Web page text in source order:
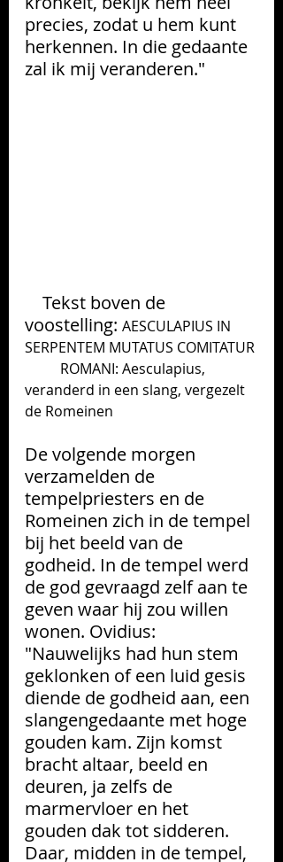
precies, zodat u hem kunt
herkennen. In die gedaante
zal ik mij veranderen."
voostelling: AESCULAPIUS IN
SERPENTEM MUTATUS COMITATUR
          ROMANI: Aesculapius,
veranderd in een slang, vergezelt
de Romeinen
De volgende morgen
verzamelden de
tempelpriesters en de
Romeinen zich in de tempel
bij het beeld van de
godheid. In de tempel werd
de god gevraagd zelf aan te
geven waar hij zou willen
wonen. Ovidius:
"Nauwelijks had hun stem
geklonken of een luid gesis
diende de godheid aan, een
slangengedaante met hoge
gouden kam. Zijn komst
bracht altaar, beeld en
deuren, ja zelfs de
marmervloer en het
gouden dak tot sidderen.
Daar, midden in de tempel,